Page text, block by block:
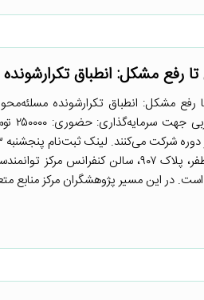
رفع مشکل: انطباق
رفع مشکل: انطباق تکرارشونده
اسلامی، بین خیابان ولیعصر(عج) و برادران
در این مسیر پژوهشگران مرکز منابع